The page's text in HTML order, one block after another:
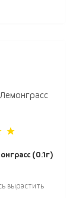
(0.1г)
вырастить